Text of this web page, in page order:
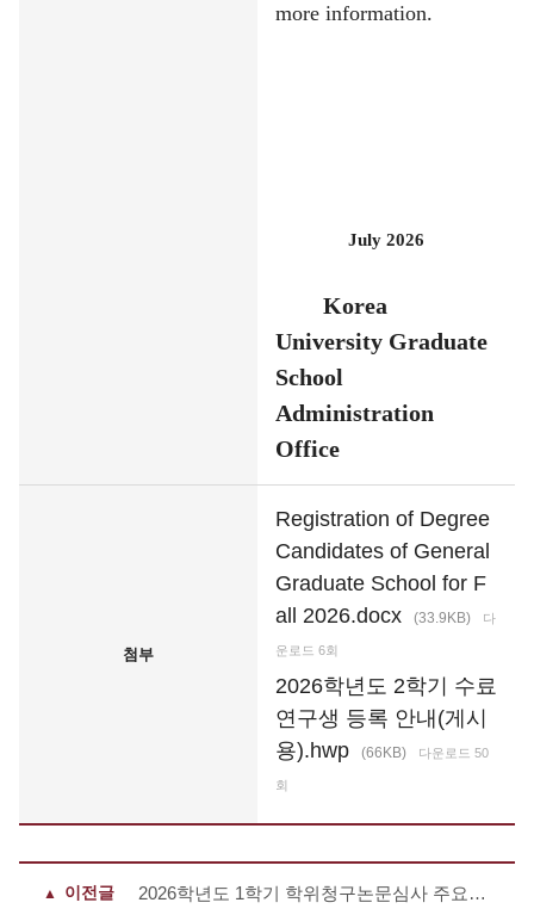
more information.
July 2026
Korea
University Graduate
School
Administration
Office
첨부
Registration of Degree
Candidates of General
Graduate School for F
all 2026.docx
(33.9KB) 다
운로드 6회
2026학년도 2학기 수료
연구생 등록 안내(게시
용).hwp
(66KB) 다운로드 50
회
이전글 2026학년도 1학기 학위청구논문심사 주요사항 안내